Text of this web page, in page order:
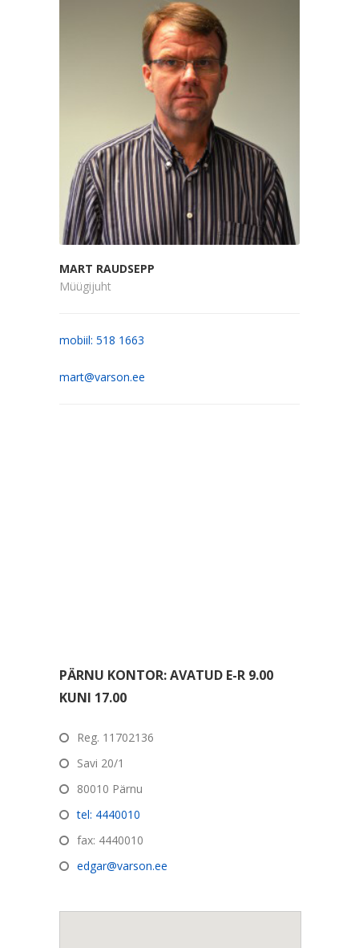
MART RAUDSEPP
Müügijuht
mobiil: 518 1663
mart@varson.ee
PÄRNU KONTOR: AVATUD E-R 9.00
KUNI 17.00
Reg. 11702136
Savi 20/1
80010 Pärnu
tel: 4440010
fax: 4440010
edgar@varson.ee